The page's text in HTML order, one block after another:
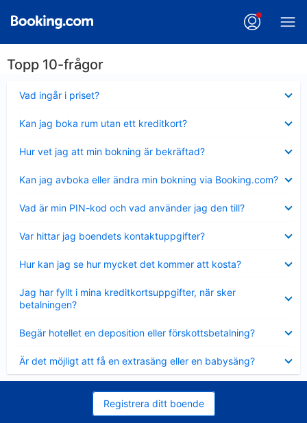
Topp 10-frågor
Vad ingår i priset?
mindre
Kan jag boka rum utan ett kreditkort?
mindre
Hur vet jag att min bokning är bekräftad?
mindre
Kan jag avboka eller ändra min bokning via Booking.com?
mindre
Vad är min PIN-kod och vad använder jag den till?
mindre
Var hittar jag boendets kontaktuppgifter?
mindre
Hur kan jag se hur mycket det kommer att kosta?
mindre
Jag har fyllt i mina kreditkortsuppgifter, när sker
betalningen?
mindre
Begär hotellet en deposition eller förskottsbetalning?
mindre
Är det möjligt att få en extrasäng eller en babysäng?
mindre
Registrera ditt boende